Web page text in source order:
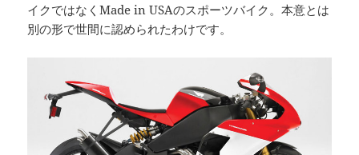
イクではなくMade in USAのスポーツバイク。本意とは
別の形で世間に認められたわけです。